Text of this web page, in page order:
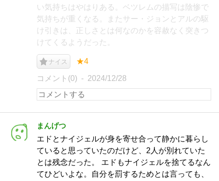
い気持ちはやはりある。ベツレムの描写は陰惨で
気持ちが重くなる。またサー・ジョンとアルの駆
け引きは、正しさとは何なのかを容赦なく突きつ
けてくるようだった。
ナイス ★4
コメント(0) 2024/12/28
まんげつ
エドとナイジェルが身を寄せ合って静かに暮らし
ていると思っていたのだけど、2人が別れていた
とは残念だった。 エドもナイジェルを捨てるなん
てひどいよな。自分を罰するためとは言っても、